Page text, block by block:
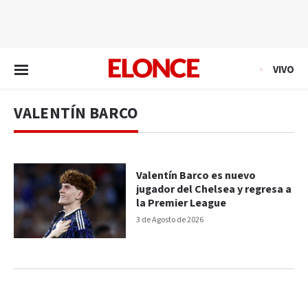
VIVO
VALENTÍN BARCO
3 de Agosto de 2026
Valentín Barco es nuevo
jugador del Chelsea y regresa a
la Premier League